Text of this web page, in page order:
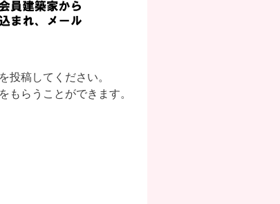
稿してください。
らうことができます。